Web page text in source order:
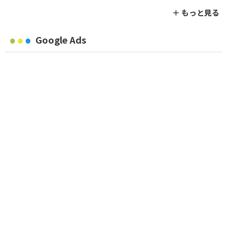
＋ もっと見る
Google Ads